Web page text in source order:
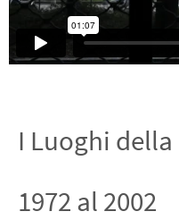
I Luoghi
1972 al 2002